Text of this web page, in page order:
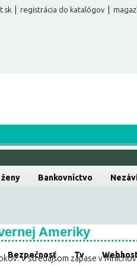
registrácia do katalógov
ženy Bankovníctvo
Bezpečnosť Tv
Ameriky
V stredajšom zápase v